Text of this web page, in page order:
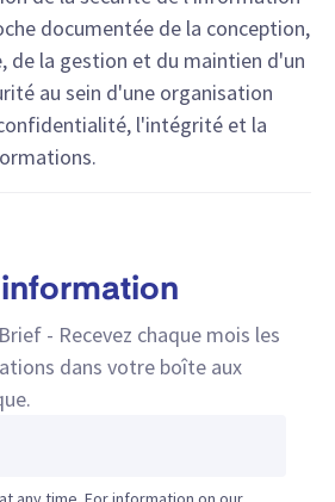
documentée de la conception,
de la gestion et du maintien d'un
au sein d'une organisation
l'intégrité et la
- Recevez chaque mois les
dans votre boîte aux